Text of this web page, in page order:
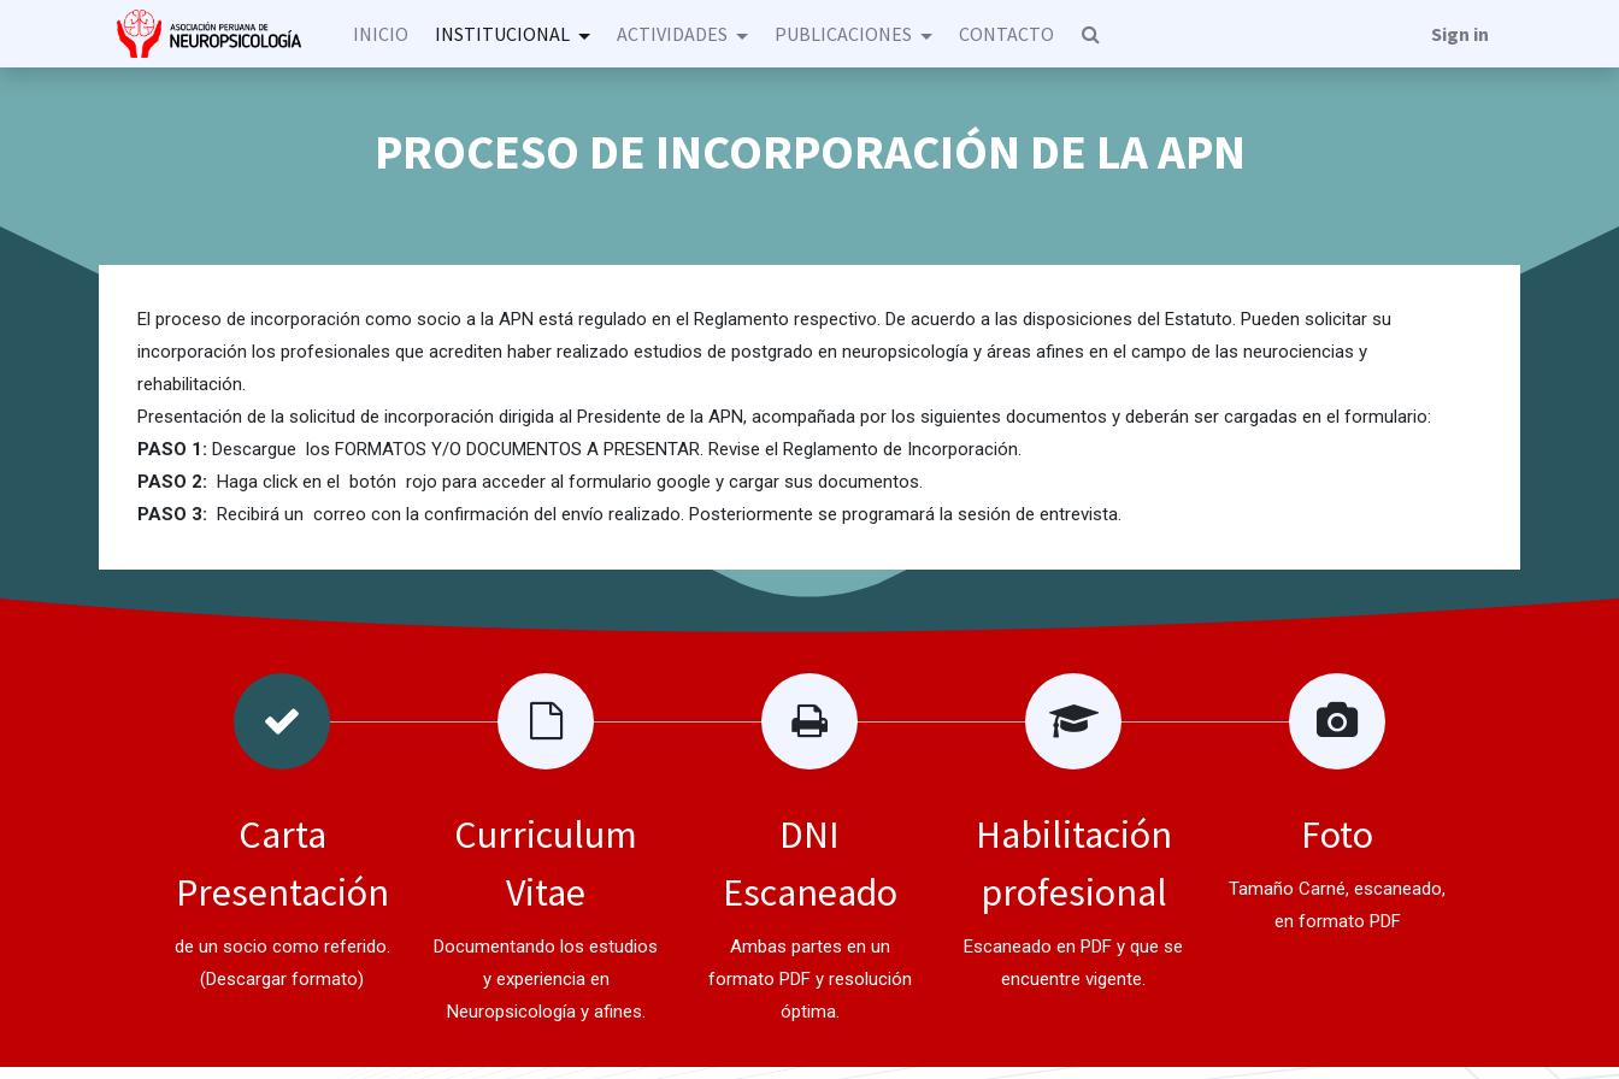
INICIO INSTITUCIONAL ACTIVIDADES PUBLICACIONES CONTACTO Sign in
PROCESO DE INCORPORACIÓN DE LA APN
El proceso de incorporación como socio a la APN está regulado en el Reglamento respectivo. De acuerdo a las disposiciones del Estatuto. Pueden solicitar su
incorporación los profesionales que acrediten haber realizado estudios de postgrado en neuropsicología y áreas afines en el campo de las neurociencias y
rehabilitación.
Presentación de la solicitud de incorporación dirigida al Presidente de la APN, acompañada por los siguientes documentos y deberán ser cargadas en el formulario:
PASO 1: Descargue los FORMATOS Y/O DOCUMENTOS A PRESENTAR. Revise el Reglamento de Incorporación.
PASO 2: Haga click en el botón rojo para acceder al formulario google y cargar sus documentos.
PASO 3: Recibirá un correo con la confirmación del envío realizado. Posteriormente se programará la sesión de entrevista.
Carta
Presentación
de un socio como referido.
(Descargar formato)
Curriculum
Vitae
Documentando los estudios
y experiencia en
Neuropsicología y afines.
DNI
Escaneado
Ambas partes en un
formato PDF y resolución
óptima.
Habilitación
profesional
Escaneado en PDF y que se
encuentre vigente.
Foto
Tamaño Carné, escaneado,
en formato PDF